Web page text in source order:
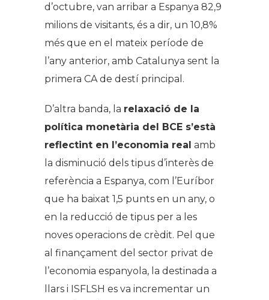
d’octubre, van arribar a Espanya 82,9
milions de visitants, és a dir, un 10,8%
més que en el mateix període de
l’any anterior, amb Catalunya sent la
primera CA de destí principal.
D’altra banda, la relaxació de la
política monetària del BCE s’està
reflectint en l’economia real amb
la disminució dels tipus d’interès de
referència a Espanya, com l’Euríbor
que ha baixat 1,5 punts en un any, o
en la reducció de tipus per a les
noves operacions de crèdit. Pel que
al finançament del sector privat de
l’economia espanyola, la destinada a
llars i ISFLSH es va incrementar un